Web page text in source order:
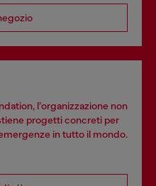
l’organizzazione non
progetti concreti per
in tutto il mondo.